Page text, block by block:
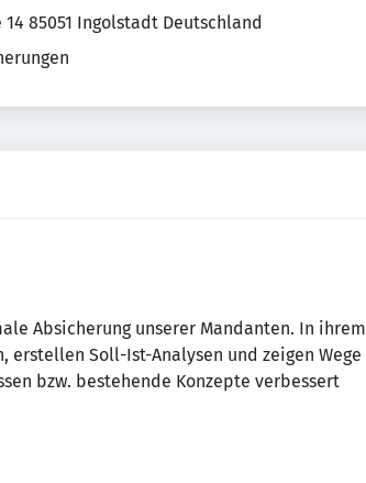
14 85051 Ingolstadt Deutschland
Absicherung unserer Mandanten. In ihrem
Soll-Ist-Analysen und zeigen Wege
bzw. bestehende Konzepte verbessert